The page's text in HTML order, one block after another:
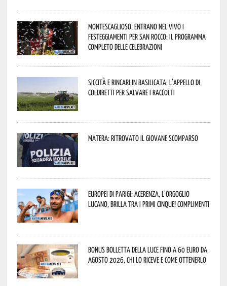
Montescaglioso, entrano nel vivo i
festeggiamenti per San Rocco: il programma
completo delle celebrazioni
Siccità e rincari in Basilicata: l’appello di
Coldiretti per salvare i raccolti
Matera: ritrovato il giovane scomparso
Europei di Parigi: Acerenza, l’orgoglio
lucano, brilla tra i primi cinque! Complimenti
Bonus bolletta della luce fino a 60 euro da
agosto 2026, chi lo riceve e come ottenerlo